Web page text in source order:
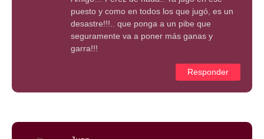
puesto y como en todos los que jugó, es un
desastre!!!.. que ponga a un pibe que
seguramente va a poner más ganas y
garra!!!
Responder